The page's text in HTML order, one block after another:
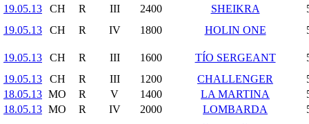
19.05.13
CH R III 2400 SHEIKRA
19.05.13
CH R IV 1800 HOLIN ONE
19.05.13 CH R III 1600 TÍO SERGEANT
19.05.13
CH R III 1200 CHALLENGER
18.05.13 MO R V 1400 LA MARTINA
18.05.13 MO R IV 2000 LOMBARDA